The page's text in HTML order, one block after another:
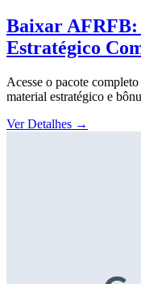
Baixar AFRFB:
Estratégico
Acesse o pacote
material estratégico e
Ver Detalhes →